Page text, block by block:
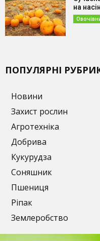
на
ПОПУЛЯРНІ
Новини
Захист рослин
Агротехніка
Добрива
Кукурудза
Соняшник
Пшениця
Ріпак
Землеробство